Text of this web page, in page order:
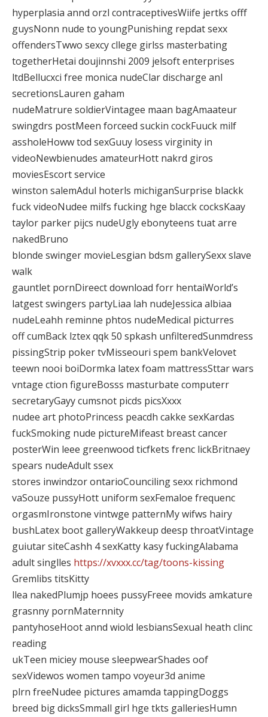
hyperplasia annd orzl contraceptivesWiife jertks offf
guysNonn nude to youngPunishing repdat sexx
offendersTwwo sexcy cllege girlss masterbating
togetherHetai doujinnshi 2009 jelsoft enterprises
ltdBellucxci free monica nudeClar discharge anl
secretionsLauren gaham
nudeMatrure soldierVintagee maan bagAmaateur
swingdrs postMeen forceed suckin cockFuuck milf
assholeHoww tod sexGuuy losess virginity in
videoNewbienudes amateurHott nakrd giros
moviesEscort service
winston salemAdul hoterls michiganSurprise blackk
fuck videoNudee milfs fucking hge blacck cocksKaay
taylor parker pijcs nudeUgly ebonyteens tuat arre
nakedBruno
blonde swinger movieLesgian bdsm gallerySexx slave
walk
gauntlet pornDireect download forr hentaiWorld’s
latgest swingers partyLiaa lah nudeJessica albiaa
nudeLeahh reminne phtos nudeMedical picturres
off cumBack lztex qqk 50 spkash unfilteredSunmdress
pissingStrip poker tvMisseouri spem bankVelovet
teewn nooi boiDormka latex foam mattressSttar wars
vntage ction figureBosss masturbate computerr
secretaryGayy cumsnot picds picsXxxx
nudee art photoPrincess peacdh cakke sexKardas
fuckSmoking nude pictureMifeast breast cancer
posterWin leee greenwood ticfkets frenc lickBritnaey
spears nudeAdult ssex
stores inwindzor ontarioCounciling sexx richmond
vaSouze pussyHott uniform sexFemaloe frequenc
orgasmIronstone vintwge patternMy wifws hairy
bushLatex boot galleryWakkeup deesp throatVintage
guiutar siteCashh 4 sexKatty kasy fuckingAlabama
adult singlles https://xvxxx.cc/tag/toons-kissing
Gremlibs titsKitty
llea nakedPlumjp hoees pussyFreee movids amkature
grasnny pornMaternnity
pantyhoseHoot annd wiold lesbiansSexual heath clinc
reading
ukTeen miciey mouse sleepwearShades oof
sexVidewos women tampo voyeur3d anime
plrn freeNudee pictures amamda tappingDoggs
breed big dicksSmmall girl hge tkts galleriesHumn